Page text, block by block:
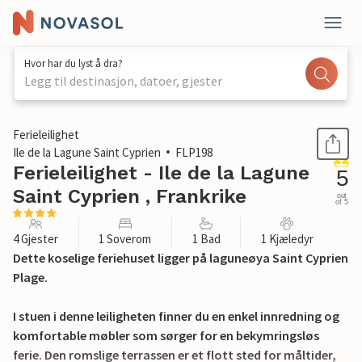
Hvor har du lyst å dra?
Legg til destinasjon, datoer, gjester
1 / 22
Ferieleilighet
Ile de la Lagune Saint Cyprien
FLP198
Ferieleilighet - Ile de la Lagune
Saint Cyprien , Frankrike
5
out
of 5
4 Gjester 1 Soverom 1 Bad 1 Kjæledyr
Dette koselige feriehuset ligger på laguneøya Saint Cyprien
Plage.
I stuen i denne leiligheten finner du en enkel innredning og
komfortable møbler som sørger for en bekymringsløs
ferie. Den romslige terrassen er et flott sted for måltider,